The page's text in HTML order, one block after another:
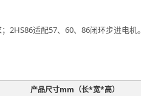
适配57、60、86闭环步进电机。
产品尺寸mm（长*宽*高）